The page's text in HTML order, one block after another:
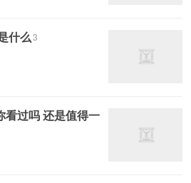
什么3
看过吗 还是值得一